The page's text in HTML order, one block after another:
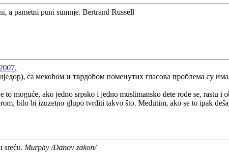
a pametni puni sumnje. Bertrand Russell
са мекоћом и тврдоћом поменутих гласова проблема су
moguće, ako jedno srpsko i jedno muslimansko dete rode se, rastu i
bilo bi izuzetno glupo tvrditi takvo što. Međutim, ako se to ipak
sreću. Murphy /Danov zakon/